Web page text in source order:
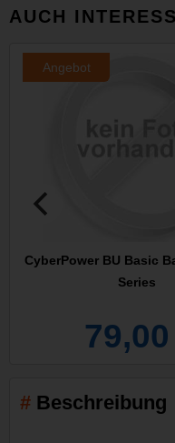
AUCH
Angebot
CyberPower BU Basic
Series
79,00
Beschreibung